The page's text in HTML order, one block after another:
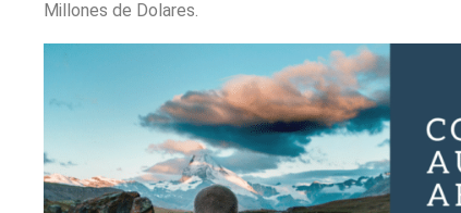
Millones de Dolares.